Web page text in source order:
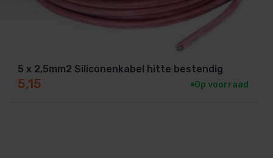
5 x 2,5mm2 Siliconenkabel hitte bestendig
5,15 Op voorraad